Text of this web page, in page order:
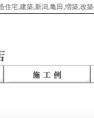
住宅,建築,新潟,亀田,増築,改